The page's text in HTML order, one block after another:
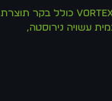
משאבה נירוסטה יניקה עצמית VORTEX כולל בקר תוצרת
עשויה נירוסטה,